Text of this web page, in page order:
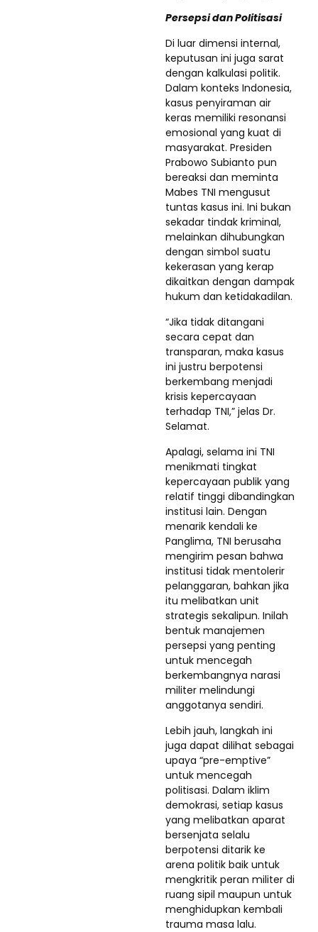
Persepsi dan Politisasi
Di luar dimensi internal,
keputusan ini juga sarat
dengan kalkulasi politik.
Dalam konteks Indonesia,
kasus penyiraman air
keras memiliki resonansi
emosional yang kuat di
masyarakat. Presiden
Prabowo Subianto pun
bereaksi dan meminta
Mabes TNI mengusut
tuntas kasus ini. Ini bukan
sekadar tindak kriminal,
melainkan dihubungkan
dengan simbol suatu
kekerasan yang kerap
dikaitkan dengan dampak
hukum dan ketidakadilan.
“Jika tidak ditangani
secara cepat dan
transparan, maka kasus
ini justru berpotensi
berkembang menjadi
krisis kepercayaan
terhadap TNI,” jelas Dr.
Selamat.
Apalagi, selama ini TNI
menikmati tingkat
kepercayaan publik yang
relatif tinggi dibandingkan
institusi lain. Dengan
menarik kendali ke
Panglima, TNI berusaha
mengirim pesan bahwa
institusi tidak mentolerir
pelanggaran, bahkan jika
itu melibatkan unit
strategis sekalipun. Inilah
bentuk manajemen
persepsi yang penting
untuk mencegah
berkembangnya narasi
militer melindungi
anggotanya sendiri.
Lebih jauh, langkah ini
juga dapat dilihat sebagai
upaya “pre-emptive”
untuk mencegah
politisasi. Dalam iklim
demokrasi, setiap kasus
yang melibatkan aparat
bersenjata selalu
berpotensi ditarik ke
arena politik baik untuk
mengkritik peran militer di
ruang sipil maupun untuk
menghidupkan kembali
trauma masa lalu.